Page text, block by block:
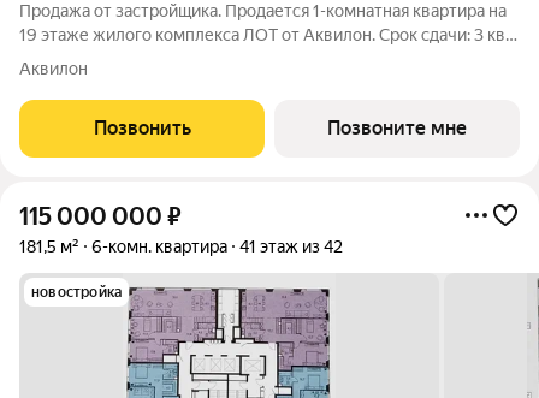
Продажа от застройщика. Продается 1-комнатная квартира на
19 этаже жилого комплекса ЛОТ от Аквилон. Срок сдачи: 3 кв.
2029 г. О ПРОЕКТЕ: Дом класса бизнес-плюс создан в
статично, оно
Аквилон
Позвонить Позвоните мне
115 000 000 ₽
181,5 м² 6-комн. квартира 41 этаж из 42
новостройка